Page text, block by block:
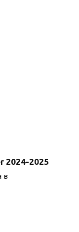
2024-2025
в